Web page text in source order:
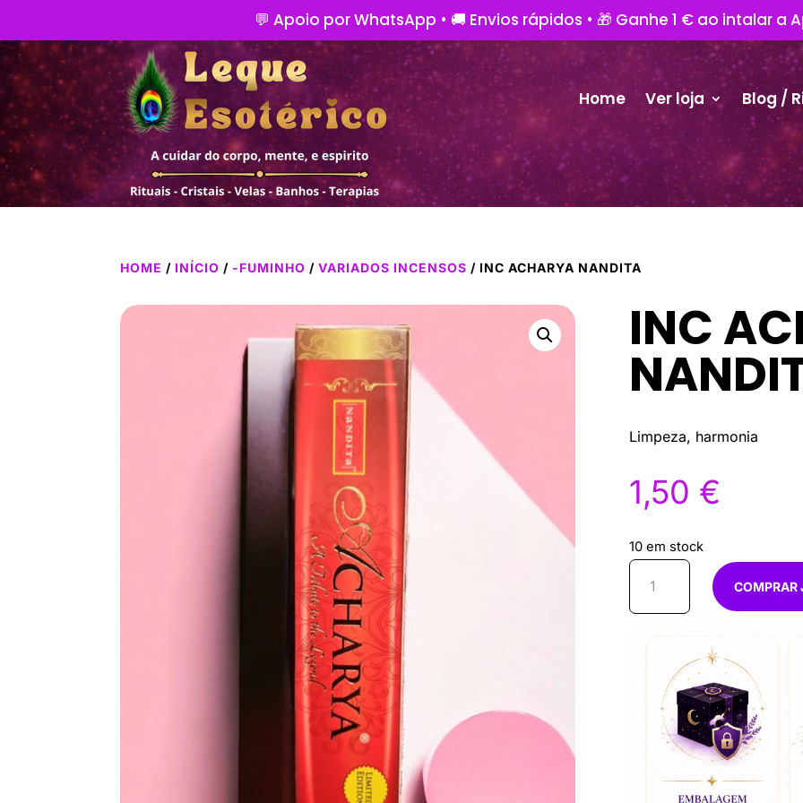
💬 Apoio por WhatsApp • 🚚 Envios rápidos • 🎁 Ganhe 1 € ao intalar a
Home Ver loja Blog /
HOME / INÍCIO / -FUMINHO /VARIADOS INCENSOS / INC ACHARYA NANDITA
INC
Limpeza, harmonia
1,50 €
10 em stock
Quantidade
nandita
COMPRAR